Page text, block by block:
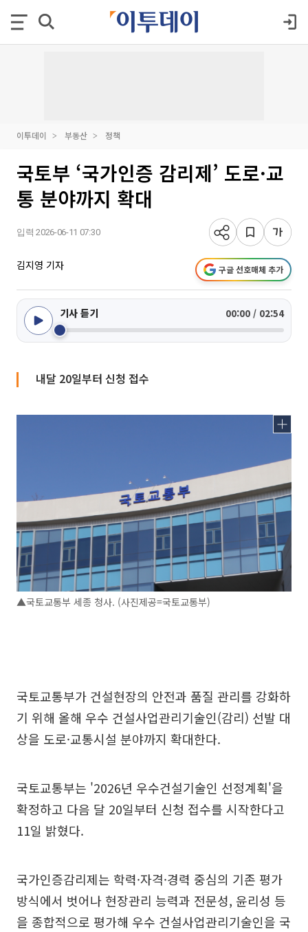
이투데이 부동산 정책
국토부 ‘국가인증 감리제’ 도로·교
통 분야까지 확대
입력 2026-06-11 07:30
김지영 기자 구글 선호매체 추가
기사 듣기 00:00 / 02:54
내달 20일부터 신청 접수
▲국토교통부 세종 청사. (사진제공=국토교통부)
국토교통부가 건설현장의 안전과 품질 관리를 강화하
기 위해 올해 우수 건설사업관리기술인(감리) 선발 대
상을 도로·교통시설 분야까지 확대한다.
국토교통부는 '2026년 우수건설기술인 선정계획'을
확정하고 다음 달 20일부터 신청 접수를 시작한다고
11일 밝혔다.
국가인증감리제는 학력·자격·경력 중심의 기존 평가
방식에서 벗어나 현장관리 능력과 전문성, 윤리성 등
을 종합적으로 평가해 우수 건설사업관리기술인을 국